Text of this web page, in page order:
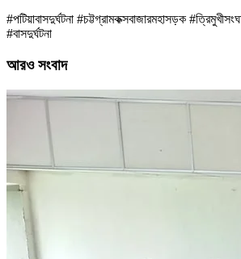
#পটিয়াবাসদুর্ঘটনা #চট্টগ্রামকক্সবাজারমহাসড়ক
#বাসদুর্ঘটনা
আরও সংবাদ